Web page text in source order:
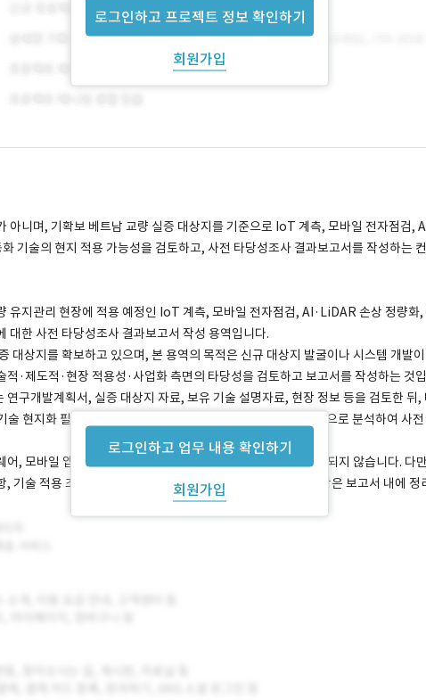
로그인하고 프로젝트 정보 확인하기
회원가입
로그인하고 업무 내용 확인하기
회원가입
아니며, 기확보 베트남 교량 실증 대상지를 기준으로 IoT 계측, 모바일 전자점검,
기술의 현지 적용 가능성을 검토하고, 사전 타당성조사 결과보고서를 작성하는
유지관리 현장에 적용 예정인 IoT 계측, 모바일 전자점검, AI·LiDAR 손상 정량화
대한 사전 타당성조사 결과보고서 작성 용역입니다.
대상지를 확보하고 있으며, 본 용역의 목적은 신규 대상지 발굴이나 시스템 개발
적·제도적·현장 적용성·사업화 측면의 타당성을 검토하고 보고서를 작성하는 것
연구개발계획서, 실증 대상지 자료, 보유 기술 설명자료, 현장 정보 등을 검토한 뒤,
술 현지화 필요사항, 실증 추진 리스크, 사업화 가능성을 종합적으로 분석하여 사
어, 모바일 앱, AI 모델, LLM 시스템, 관리자 페이지 개발은 포함되지 않습니다. 다
, 기술 적용 조건, 데이터 관리 요구사항, 보고서 자동화 요구사항은 보고서 내에 정